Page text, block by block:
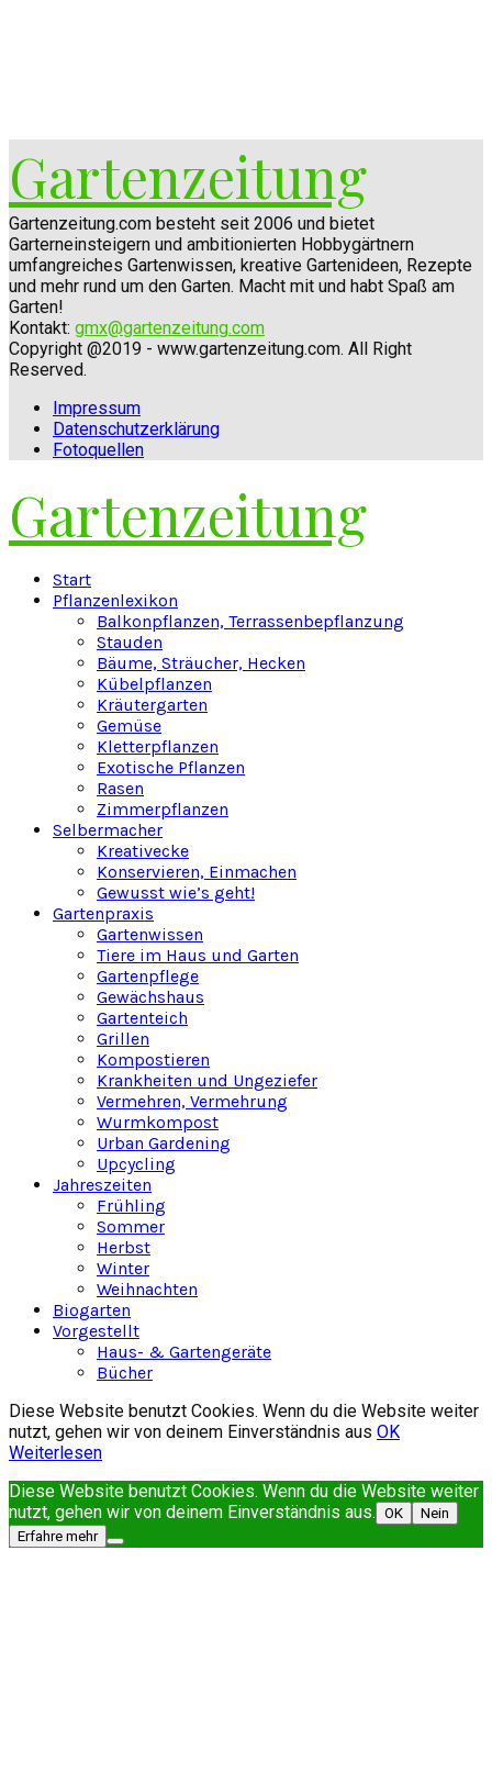
Gartenzeitung
Gartenzeitung.com besteht seit 2006 und bietet
Garterneinsteigern und ambitionierten Hobbygärtnern
umfangreiches Gartenwissen, kreative Gartenideen, Rezepte
und mehr rund um den Garten. Macht mit und habt Spaß am
Garten!
Kontakt: gmx@gartenzeitung.com
Copyright @2019 - www.gartenzeitung.com. All Right
Reserved.
Impressum
Datenschutzerklärung
Fotoquellen
Gartenzeitung
Start
Pflanzenlexikon
Balkonpflanzen, Terrassenbepflanzung
Stauden
Bäume, Sträucher, Hecken
Kübelpflanzen
Kräutergarten
Gemüse
Kletterpflanzen
Exotische Pflanzen
Rasen
Zimmerpflanzen
Selbermacher
Kreativecke
Konservieren, Einmachen
Gewusst wie’s geht!
Gartenpraxis
Gartenwissen
Tiere im Haus und Garten
Gartenpflege
Gewächshaus
Gartenteich
Grillen
Kompostieren
Krankheiten und Ungeziefer
Vermehren, Vermehrung
Wurmkompost
Urban Gardening
Upcycling
Jahreszeiten
Frühling
Sommer
Herbst
Winter
Weihnachten
Biogarten
Vorgestellt
Haus- & Gartengeräte
Bücher
Diese Website benutzt Cookies. Wenn du die Website weiter
nutzt, gehen wir von deinem Einverständnis aus OK
Weiterlesen
Diese Website benutzt Cookies. Wenn du die Website weiter
nutzt, gehen wir von deinem Einverständnis aus. OK
Nein
Erfahre mehr